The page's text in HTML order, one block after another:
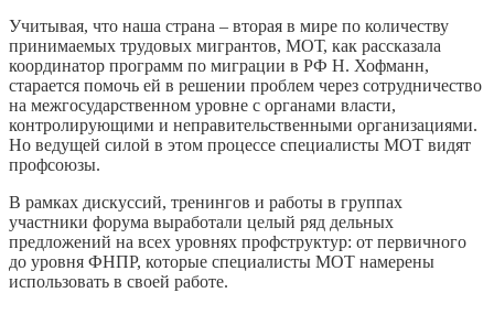
Учитывая, что наша страна – вторая в мире по количеству
принимаемых трудовых мигрантов, МОТ, как рассказала
координатор программ по миграции в РФ Н. Хофманн,
старается помочь ей в решении проблем через сотрудничество
на межгосударственном уровне с органами власти,
контролирующими и неправительственными организациями.
Но ведущей силой в этом процессе специалисты МОТ видят
профсоюзы.
В рамках дискуссий, тренингов и работы в группах
участники форума выработали целый ряд дельных
предложений на всех уровнях профструктур: от первичного
до уровня ФНПР, которые специалисты МОТ намерены
использовать в своей работе.